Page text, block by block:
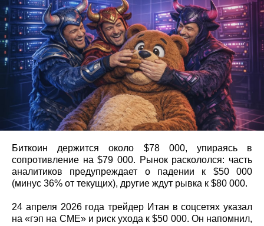
Биткоин держится около $78 000, упираясь в
сопротивление на $79 000. Рынок раскололся: часть
аналитиков предупреждает о падении к $50 000
(минус 36% от текущих), другие ждут рывка к $80 000.
24 апреля 2026 года трейдер Итан в соцсетях указал
на «гэп на CME» и риск ухода к $50 000. Он напомнил,